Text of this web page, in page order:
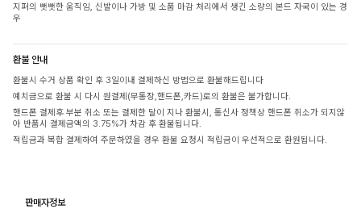
지퍼의 뻣뻣한 움직임, 신발이나 가방 및 소품 마감 처리에서 생긴 소량의 본드 자국이 있는 경
우
환불 안내
환불시 수거 상품 확인 후 3일이내 결제하신 방법으로 환불해드립니다
예치금으로 환불 시 다시 원결제(무통장,핸드폰,카드)로의 환불은 불가합니다.
핸드폰 결제후 부분 취소 또는 결제한 달이 지나 환불시, 통신사 정책상 핸드폰 취소가 되지않
아 반품시 결제금액의 3.75%가 차감 후 환불됩니다.
적립금과 복합 결제하여 주문하였을 경우 환불 요청시 적립금이 우선적으로 환원됩니다.
판매자정보